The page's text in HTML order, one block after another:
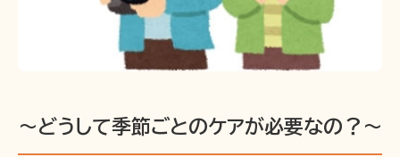
〜どうして季節ごとのケアが必要なの？〜